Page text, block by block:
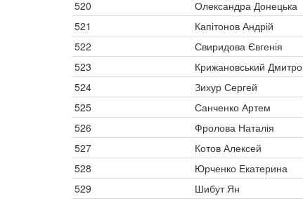
520
Олександра Донецька
521
Капітонов Андрій
522
Свиридова Євгенія
523
Крижановський Дмитро
524
Зихур Сергей
525
Санченко Артем
526
Фролова Наталія
527
Котов Алексей
528
Юрченко Екатерина
529
Шибут Ян